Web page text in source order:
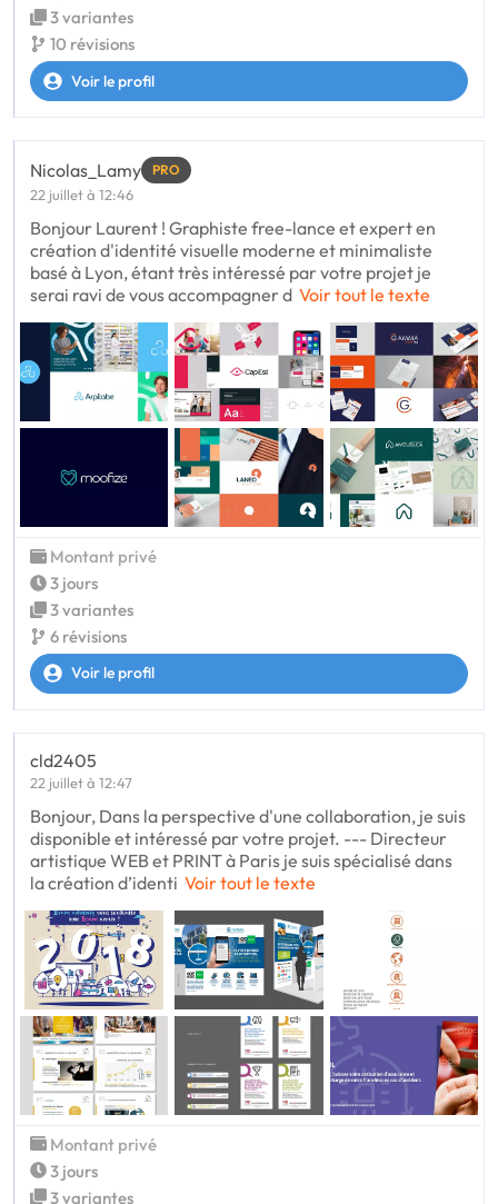
3 variantes
10 révisions
Voir le profil
Nicolas_Lamy PRO
22 juillet à 12:46
Bonjour Laurent ! Graphiste free-lance et expert en
création d'identité visuelle moderne et minimaliste
basé à Lyon, étant très intéressé par votre projet je
serai ravi de vous accompagner d Voir tout le texte
Montant privé
3 jours
3 variantes
6 révisions
Voir le profil
cld2405
22 juillet à 12:47
Bonjour, Dans la perspective d'une collaboration, je suis
disponible et intéressé par votre projet. --- Directeur
artistique WEB et PRINT à Paris je suis spécialisé dans
la création d’identi Voir tout le texte
Montant privé
3 jours
3 variantes